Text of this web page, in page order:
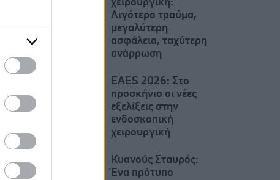
χειρουργική:
Λιγότερο τραύμα,
μεγαλύτερη
ασφάλεια, ταχύτερη
ανάρρωση
EAES 2026: Στο
προσκήνιο οι νέες
εξελίξεις στην
ενδοσκοπική
χειρουργική
Κυανούς Σταυρός:
Ένα πρότυπο